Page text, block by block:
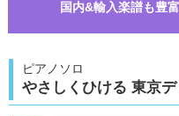
国内&輸入楽譜も豊
ピアノソロ
やさしくひける 東京